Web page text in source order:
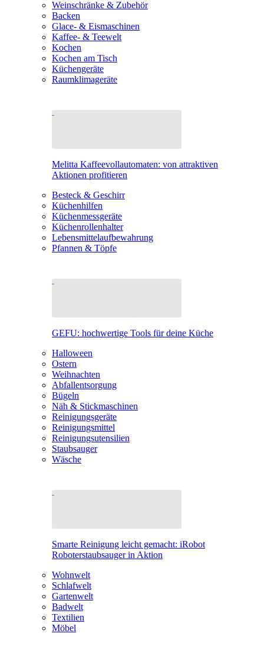
Weinschränke & Zubehör
Backen
Glace- & Eismaschinen
Kaffee- & Teewelt
Kochen
Kochen am Tisch
Küchengeräte
Raumklimageräte
Melitta Kaffeevollautomaten: von attraktiven
Aktionen profitieren
Besteck & Geschirr
Küchenhilfen
Küchenmessgeräte
Küchenrollenhalter
Lebensmittelaufbewahrung
Pfannen & Töpfe
GEFU: hochwertige Tools für deine Küche
Halloween
Ostern
Weihnachten
Abfallentsorgung
Bügeln
Näh & Stickmaschinen
Reinigungsgeräte
Reinigungsmittel
Reinigungsutensilien
Staubsauger
Wäsche
Smarte Reinigung leicht gemacht: iRobot
Roboterstaubsauger in Aktion
Wohnwelt
Schlafwelt
Gartenwelt
Badwelt
Textilien
Möbel